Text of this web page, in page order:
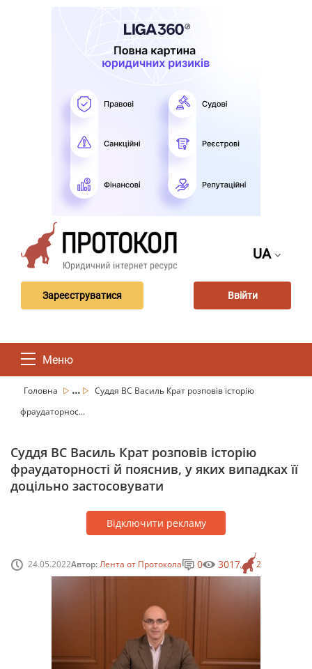
UA
Зареєструватися Ввійти
Меню
Головна ...
Суддя ВС Василь Крат розповів історію
фраудаторнос...
Суддя ВС Василь Крат розповів історію
фраудаторності й пояснив, у яких випадках її
доцільно застосовувати
Відключити рекламу
24.05.2022Автор:Лента от Протокола 2
0 3017